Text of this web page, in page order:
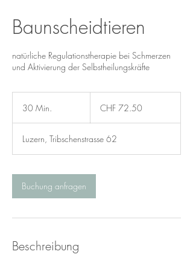
Baunscheidtieren
natürliche Regulationstherapie bei Schmerzen
und Aktivierung der Selbstheilungskräfte
30 Min.
i
n
Franken
CHF 72.50
Luzern, Tribschenstrasse 62
Buchung anfragen
Beschreibung